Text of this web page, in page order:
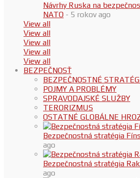
Návrhy Ruska na
NATO - 5 rokov ago
View all
View all
View all
View all
View all
BEZPEČNOSŤ
BEZPEČNOSTNÉ
POJMY A PROBLÉMY
SPRAVODAJSKÉ SLUŽBY
TERORIZMUS
OSTATNÉ GLOBÁLNE
Bezpečnostná stratégia
ago
Bezpečnostná stratégia
ago